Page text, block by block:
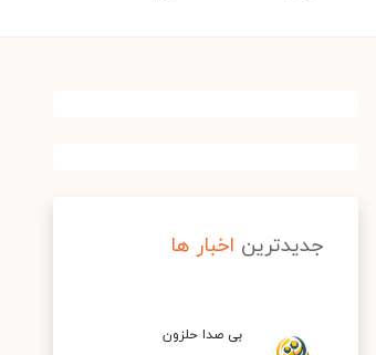
جدیدترین اخبار ها
بی صدا حلزون